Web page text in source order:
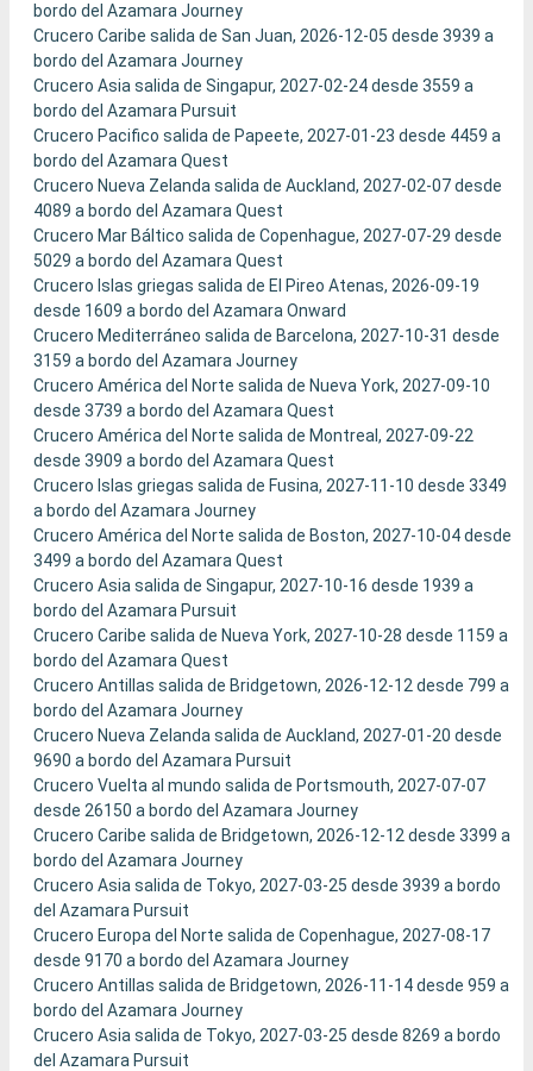
bordo del Azamara Journey
Crucero Caribe salida de San Juan, 2026-12-05 desde 3939 a
bordo del Azamara Journey
Crucero Asia salida de Singapur, 2027-02-24 desde 3559 a
bordo del Azamara Pursuit
Crucero Pacifico salida de Papeete, 2027-01-23 desde 4459 a
bordo del Azamara Quest
Crucero Nueva Zelanda salida de Auckland, 2027-02-07 desde
4089 a bordo del Azamara Quest
Crucero Mar Báltico salida de Copenhague, 2027-07-29 desde
5029 a bordo del Azamara Quest
Crucero Islas griegas salida de El Pireo Atenas, 2026-09-19
desde 1609 a bordo del Azamara Onward
Crucero Mediterráneo salida de Barcelona, 2027-10-31 desde
3159 a bordo del Azamara Journey
Crucero América del Norte salida de Nueva York, 2027-09-10
desde 3739 a bordo del Azamara Quest
Crucero América del Norte salida de Montreal, 2027-09-22
desde 3909 a bordo del Azamara Quest
Crucero Islas griegas salida de Fusina, 2027-11-10 desde 3349
a bordo del Azamara Journey
Crucero América del Norte salida de Boston, 2027-10-04 desde
3499 a bordo del Azamara Quest
Crucero Asia salida de Singapur, 2027-10-16 desde 1939 a
bordo del Azamara Pursuit
Crucero Caribe salida de Nueva York, 2027-10-28 desde 1159 a
bordo del Azamara Quest
Crucero Antillas salida de Bridgetown, 2026-12-12 desde 799 a
bordo del Azamara Journey
Crucero Nueva Zelanda salida de Auckland, 2027-01-20 desde
9690 a bordo del Azamara Pursuit
Crucero Vuelta al mundo salida de Portsmouth, 2027-07-07
desde 26150 a bordo del Azamara Journey
Crucero Caribe salida de Bridgetown, 2026-12-12 desde 3399 a
bordo del Azamara Journey
Crucero Asia salida de Tokyo, 2027-03-25 desde 3939 a bordo
del Azamara Pursuit
Crucero Europa del Norte salida de Copenhague, 2027-08-17
desde 9170 a bordo del Azamara Journey
Crucero Antillas salida de Bridgetown, 2026-11-14 desde 959 a
bordo del Azamara Journey
Crucero Asia salida de Tokyo, 2027-03-25 desde 8269 a bordo
del Azamara Pursuit